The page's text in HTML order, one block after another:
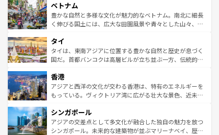
参照してほしい。
容にもいいと評判のスイーツなど、バラエティ豊かな料理
が味わえる。 なお、新着の台湾情報は コンテンツ一覧を参
照してほしい。
き、地方に足を延ばせば四季折々の自然美を楽しむことが
できる。そして、キムチや焼肉、絶品のストリートフード
まで、さまざまな韓国料理が待っている。夜には、韓国な
リティに包まれながら、韓国の多彩な魅力を心ゆくまで味
わってみてほしい。 なお、新着の韓国情報はコンテンツ一
覧を参照してほしい。
ベトナム
豊かな自然と多様な文化が魅力的なベトナム。南北に細長
く伸びる国土には、広大な田園風景や青々とした山々、世
急速な発展と共に伝統が息づく。ハノイの古い町並みやホ
ーチミン市のフランス統治時代の建物も、独特の雰囲気を
醸し出している。また、バラエティの豊かさとおいしさで
とつ。フォーやバインミー、ベトナムコーヒーなどは、ぜ
ひ現地で味わいたい。どの地域を訪れてもあたたかい人々
が旅行者を迎えてくれるので、きっと忘れられない旅にな
参照してほしい。
タイ
タイは、東南アジアに位置する豊かな自然と歴史が息づく
国だ。首都バンコクは高層ビルが立ち並ぶ一方、伝統的な
の活気が交差している。北部ではチェンマイなどの山岳地
帯で自然と触れ合い、南部ではプーケットやクラビの美し
いビーチでリゾート気分を楽しむことができる。タイ料理
激する。気候は一年中温暖で、どの季節にも異なる楽しみ
が待っている。親しみやすいタイの人々、仏教を中心とし
た文化、そして多様な観光資源が、訪れる旅人を魅了し続
香港
アジアと西洋の文化が交わる香港は、特有のエネルギーを
もっている。ヴィクトリア湾に広がる壮大な景色、近未来
み、どこを訪れても感動するはず。観光スポットが密集し
ており、効率よく見どころを回れるのも魅力。息をのむよ
うな絶景から文化的な体験まで、香港を存分に楽しみ尽く
シンガポール
アジアの交差点として多文化が融合した独自の魅力を放つ
シンガポール。未来的な建築物が並ぶマリーナベイ、歴史